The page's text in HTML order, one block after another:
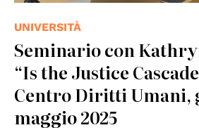
UNIVERSITÀ
Seminario con
“Is the Justice
Centro Diritti Umani,
maggio 2025